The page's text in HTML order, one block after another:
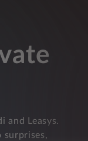
and Leasys.
surprises,